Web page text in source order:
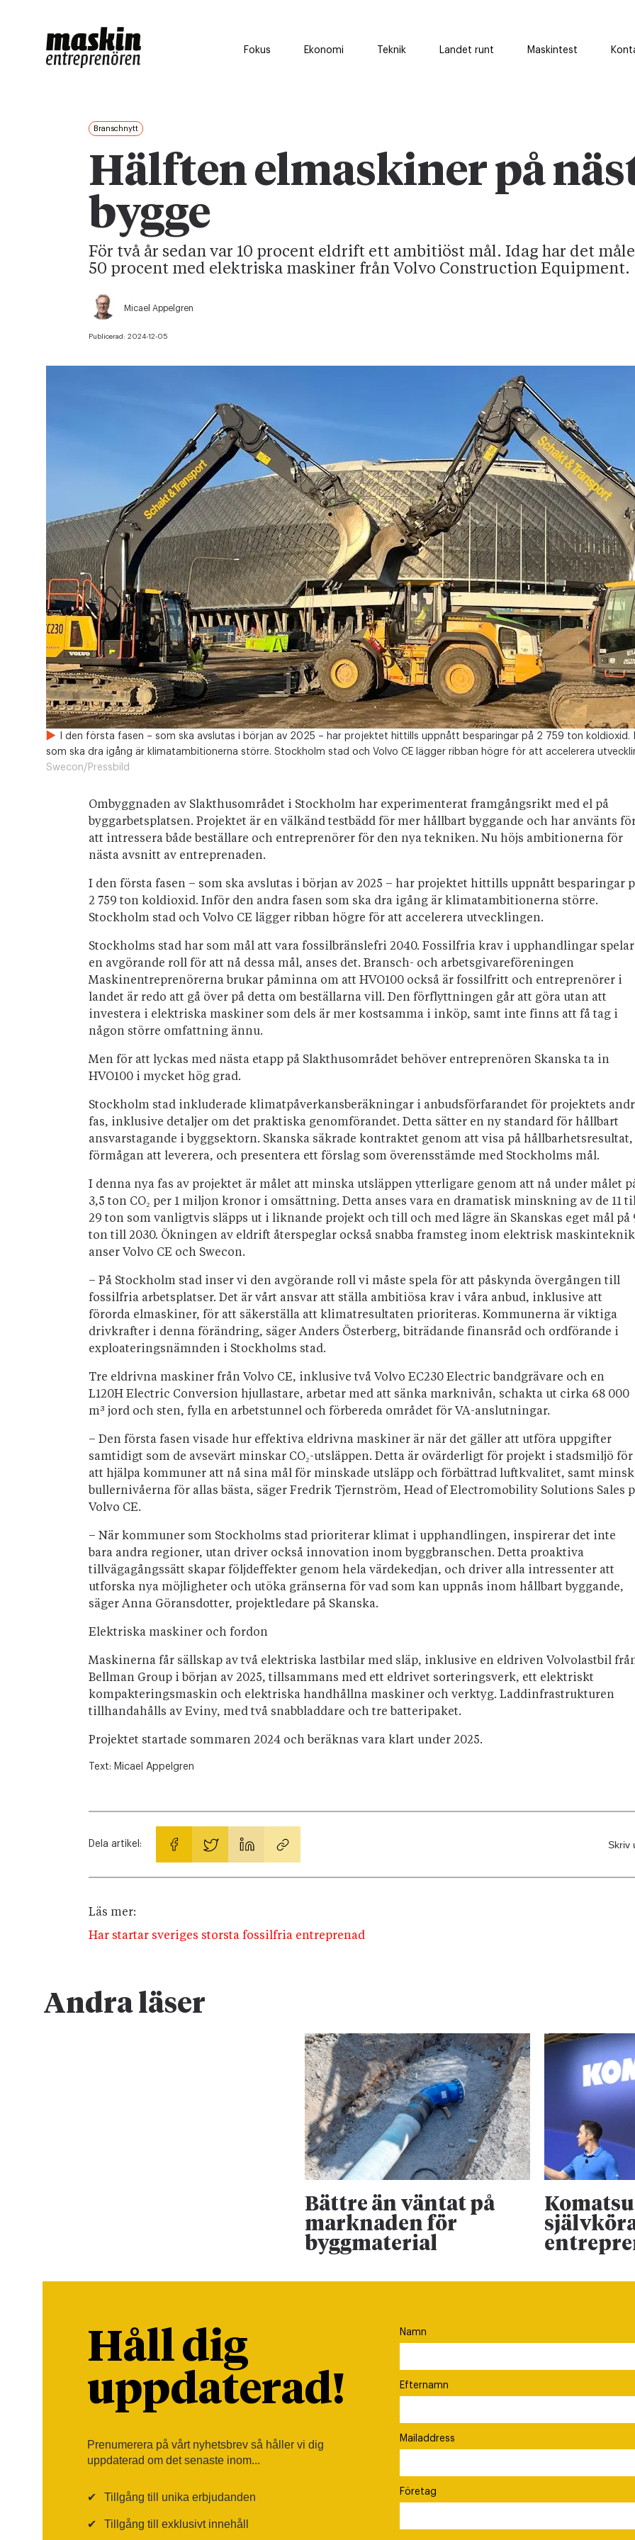
Fokus Ekonomi Teknik Landet runt Maskintest
Branschnytt
Hälften elmaskiner på
bygge
För två år sedan var 10 procent eldrift ett ambitiöst mål. Idag har det
50 procent med elektriska maskiner från Volvo Construction Equipment.
Micael Appelgren
Publicerad: 2024-12-05
I den första fasen – som ska avslutas i början av 2025 – har projektet hittills uppnått besparingar på 2 759 ton koldioxid.
som ska dra igång är klimatambitionerna större. Stockholm stad och Volvo CE lägger ribban högre för att accelerera
Swecon/Pressbild
Ombyggnaden av Slakthusområdet i Stockholm har experimenterat framgångsrikt med el på
byggarbetsplatsen. Projektet är en välkänd testbädd för mer hållbart byggande och har använts
att intressera både beställare och entreprenörer för den nya tekniken. Nu höjs ambitionerna för
nästa avsnitt av entreprenaden.
I den första fasen – som ska avslutas i början av 2025 – har projektet hittills uppnått besparingar
2 759 ton koldioxid. Inför den andra fasen som ska dra igång är klimatambitionerna större.
Stockholm stad och Volvo CE lägger ribban högre för att accelerera utvecklingen.
Stockholms stad har som mål att vara fossilbränslefri 2040. Fossilfria krav i upphandlingar spelar
en avgörande roll för att nå dessa mål, anses det. Bransch- och arbetsgivareföreningen
Maskinentreprenörerna brukar påminna om att HVO100 också är fossilfritt och entreprenörer i
landet är redo att gå över på detta om beställarna vill. Den förflyttningen går att göra utan att
investera i elektriska maskiner som dels är mer kostsamma i inköp, samt inte finns att få tag i
någon större omfattning ännu.
Men för att lyckas med nästa etapp på Slakthusområdet behöver entreprenören Skanska ta in
HVO100 i mycket hög grad.
Stockholm stad inkluderade klimatpåverkansberäkningar i anbudsförfarandet för projektets
fas, inklusive detaljer om det praktiska genomförandet. Detta sätter en ny standard för hållbart
ansvarstagande i byggsektorn. Skanska säkrade kontraktet genom att visa på hållbarhetsresultat,
förmågan att leverera, och presentera ett förslag som överensstämde med Stockholms mål.
I denna nya fas av projektet är målet att minska utsläppen ytterligare genom att nå under målet
3,5 ton CO₂ per 1 miljon kronor i omsättning. Detta anses vara en dramatisk minskning av de 11
29 ton som vanligtvis släpps ut i liknande projekt och till och med lägre än Skanskas eget mål på
ton till 2030. Ökningen av eldrift återspeglar också snabba framsteg inom elektrisk
anser Volvo CE och Swecon.
– På Stockholm stad inser vi den avgörande roll vi måste spela för att påskynda övergången till
fossilfria arbetsplatser. Det är vårt ansvar att ställa ambitiösa krav i våra anbud, inklusive att
förorda elmaskiner, för att säkerställa att klimatresultaten prioriteras. Kommunerna är viktiga
drivkrafter i denna förändring, säger Anders Österberg, biträdande finansråd och ordförande i
exploateringsnämnden i Stockholms stad.
Tre eldrivna maskiner från Volvo CE, inklusive två Volvo EC230 Electric bandgrävare och en
L120H Electric Conversion hjullastare, arbetar med att sänka marknivån, schakta ut cirka 68 000
m³ jord och sten, fylla en arbetstunnel och förbereda området för VA-anslutningar.
– Den första fasen visade hur effektiva eldrivna maskiner är när det gäller att utföra uppgifter
samtidigt som de avsevärt minskar CO₂-utsläppen. Detta är ovärderligt för projekt i stadsmiljö för
att hjälpa kommuner att nå sina mål för minskade utsläpp och förbättrad luftkvalitet, samt
bullernivåerna för allas bästa, säger Fredrik Tjernström, Head of Electromobility Solutions Sales
Volvo CE.
– När kommuner som Stockholms stad prioriterar klimat i upphandlingen, inspirerar det inte
bara andra regioner, utan driver också innovation inom byggbranschen. Detta proaktiva
tillvägagångssätt skapar följdeffekter genom hela värdekedjan, och driver alla intressenter att
utforska nya möjligheter och utöka gränserna för vad som kan uppnås inom hållbart byggande,
säger Anna Göransdotter, projektledare på Skanska.
Elektriska maskiner och fordon
Maskinerna får sällskap av två elektriska lastbilar med släp, inklusive en eldriven Volvolastbil
Bellman Group i början av 2025, tillsammans med ett eldrivet sorteringsverk, ett elektriskt
kompakteringsmaskin och elektriska handhållna maskiner och verktyg. Laddinfrastrukturen
tillhandahålls av Eviny, med två snabbladdare och tre batteripaket.
Projektet startade sommaren 2024 och beräknas vara klart under 2025.
Text: Micael Appelgren
Dela artikel: Skriv
Läs mer:
Har startar sveriges storsta fossilfria entreprenad
Andra läser
Bättre än väntat på
marknaden för
byggmaterial
Håll dig
uppdaterad!
Prenumerera på vårt nyhetsbrev så håller vi dig
uppdaterad om det senaste inom...
✔ Tillgång till unika erbjudanden
✔ Tillgång till exklusivt innehåll
Namn
Efternamn
Mailaddress
Företag